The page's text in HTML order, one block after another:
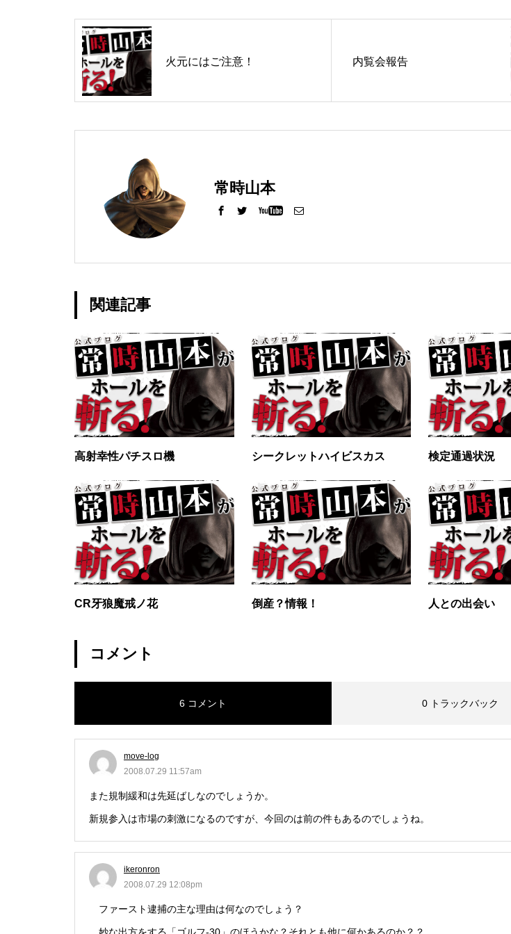
工事中
工事中 工事中
グランドクローズ グランドクローズ
グランドクローズ
グランドオープン
火元にはご注意！ 内覧会報告
常時山本
関連記事
高射幸性パチスロ機 シークレットハイビスカス 検定通過状況
CR牙狼魔戒ノ花 倒産？情報！ 人との出会い
コメント
6 コメント 0 トラックバック
move-log
2008.07.29 11:57am
また規制緩和は先延ばしなのでしょうか。
新規参入は市場の刺激になるのですが、今回のは前の件もあるのでしょうね。
ikeronron
2008.07.29 12:08pm
ファースト逮捕の主な理由は何なのでしょう？